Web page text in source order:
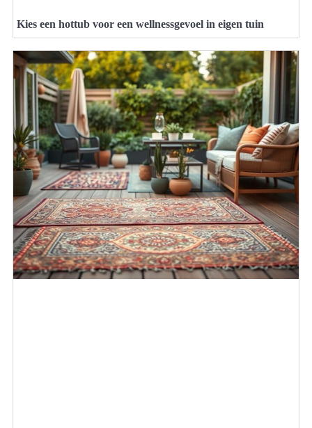
Kies een hottub voor een wellnessgevoel in eigen tuin